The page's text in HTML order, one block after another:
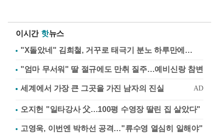
이시간 핫뉴스
"X돌았네" 김희철, 거꾸로 태극기 분노 하루만에…
"엄마 무서워" 딸 절규에도 만취 질주…예비신랑 참변
오지헌 "일타강사 父…100평 수영장 딸린 집 살았다"
고영욱, 이번엔 박하선 공격…"류수영 열심히 일해야"